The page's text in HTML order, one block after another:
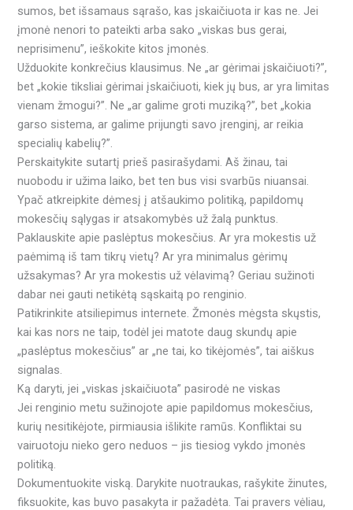
sumos, bet išsamaus sąrašo, kas įskaičiuota ir kas ne. Jei
įmonė nenori to pateikti arba sako „viskas bus gerai,
neprisimenu”, ieškokite kitos įmonės.
Užduokite konkrečius klausimus. Ne „ar gėrimai įskaičiuoti?”,
bet „kokie tiksliai gėrimai įskaičiuoti, kiek jų bus, ar yra limitas
vienam žmogui?”. Ne „ar galime groti muziką?”, bet „kokia
garso sistema, ar galime prijungti savo įrenginį, ar reikia
specialių kabelių?”.
Perskaitykite sutartį prieš pasirašydami. Aš žinau, tai
nuobodu ir užima laiko, bet ten bus visi svarbūs niuansai.
Ypač atkreipkite dėmesį į atšaukimo politiką, papildomų
mokesčių sąlygas ir atsakomybės už žalą punktus.
Paklauskite apie paslėptus mokesčius. Ar yra mokestis už
paėmimą iš tam tikrų vietų? Ar yra minimalus gėrimų
užsakymas? Ar yra mokestis už vėlavimą? Geriau sužinoti
dabar nei gauti netikėtą sąskaitą po renginio.
Patikrinkite atsiliepimus internete. Žmonės mėgsta skųstis,
kai kas nors ne taip, todėl jei matote daug skundų apie
„paslėptus mokesčius” ar „ne tai, ko tikėjomės”, tai aiškus
signalas.
Ką daryti, jei „viskas įskaičiuota” pasirodė ne viskas
Jei renginio metu sužinojote apie papildomus mokesčius,
kurių nesitikėjote, pirmiausia išlikite ramūs. Konfliktai su
vairuotoju nieko gero neduos – jis tiesiog vykdo įmonės
politiką.
Dokumentuokite viską. Darykite nuotraukas, rašykite žinutes,
fiksuokite, kas buvo pasakyta ir pažadėta. Tai pravers vėliau,